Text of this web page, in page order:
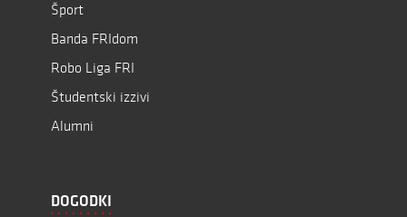
Šport
Banda FRIdom
Robo Liga FRI
Študentski izzivi
Alumni
DOGODKI